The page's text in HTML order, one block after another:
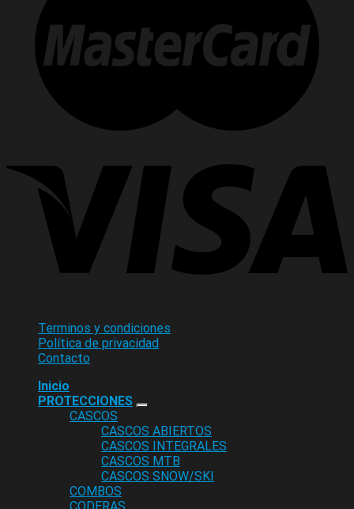
Terminos y condiciones
Política de privacidad
Contacto
Inicio
PROTECCIONES
CASCOS
CASCOS ABIERTOS
CASCOS INTEGRALES
CASCOS MTB
CASCOS SNOW/SKI
COMBOS